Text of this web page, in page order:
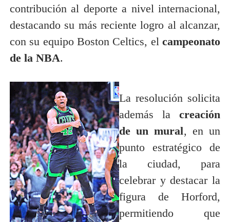
contribución al deporte a nivel internacional,
destacando su más reciente logro al alcanzar,
con su equipo Boston Celtics, elcampeonato
de la NBA.
La resolución solicita
además la creación
de un mural, en un
punto estratégico de
la ciudad, para
celebrar y destacar la
figura de Horford,
permitiendo que